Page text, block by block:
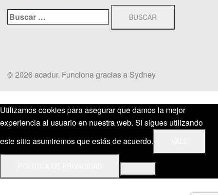
Buscar:
© 2026 acadur. Funciona gracias a Sydney
Utilizamos cookies para asegurar que damos la mejor
experiencia al usuario en nuestra web. Si sigues utilizando
este sitio asumiremos que estás de acuerdo.